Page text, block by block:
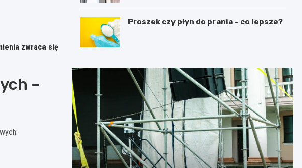
zwraca się
–
Proszek czy płyn do prania – co lepsze?